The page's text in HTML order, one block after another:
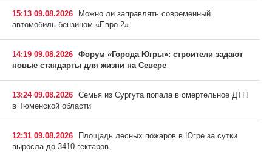
15:13 09.08.2026
Можно ли заправлять современный
автомобиль бензином «Евро-2»
14:19 09.08.2026 Форум «Города Югры»: строители задают
новые стандарты для жизни на Севере
13:24 09.08.2026 Семья из Сургута попала в смертельное ДТП
в Тюменской области
12:31 09.08.2026
Площадь лесных пожаров в Югре за сутки
выросла до 3410 гектаров